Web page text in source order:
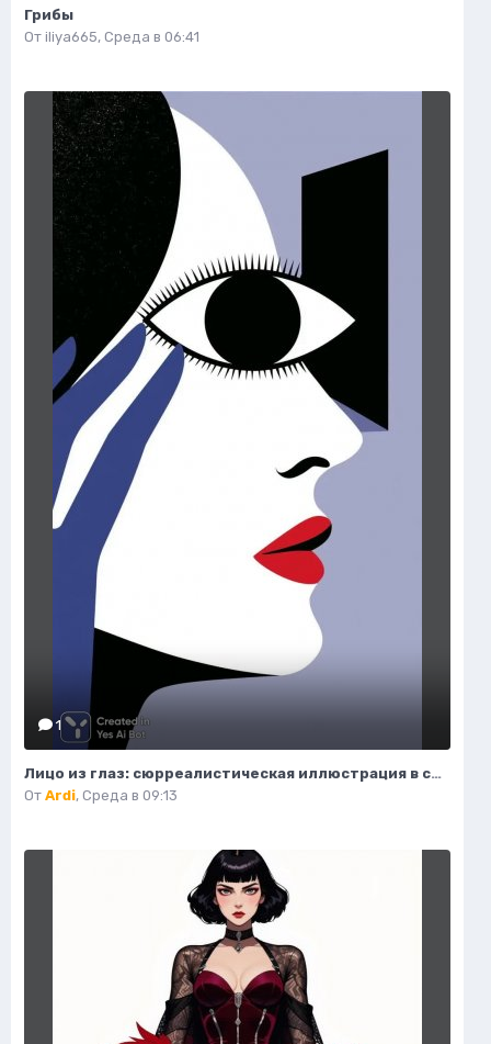
Грибы
От iliya665, Среда в 06:41
1
Лицо из глаз: сюрреалистическая иллюстрация в стиле минимализма. Нейронная сеть Миджорни
От Ardi, Среда в 09:13